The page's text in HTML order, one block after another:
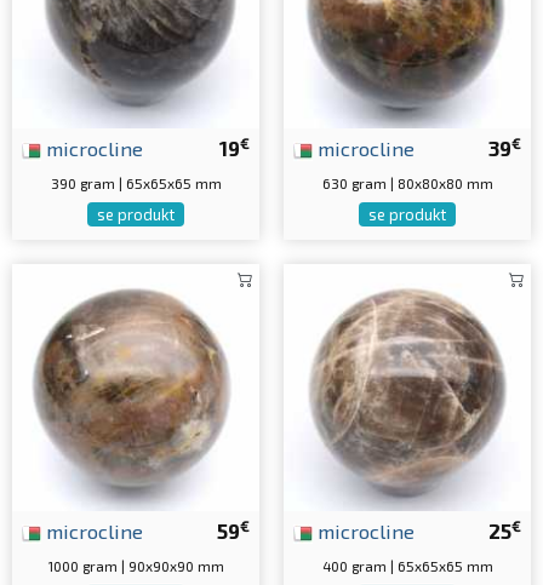
19€
microcline
390 gram | 65x65x65 mm
se produkt
39€
microcline
630 gram | 80x80x80 mm
se produkt
59€
microcline
1000 gram | 90x90x90 mm
25€
microcline
400 gram | 65x65x65 mm